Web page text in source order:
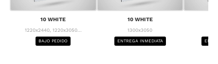
10 WHITE
1220x2440, 1220x3050...
BAJO PEDIDO
10 WHITE
1300x3050
ENTREGA INMEDIATA